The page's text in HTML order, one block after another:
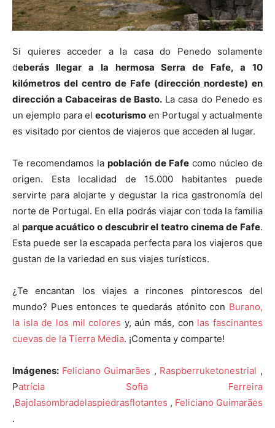
Si quieres acceder a la casa do Penedo solamente
deberás llegar a la hermosa Serra de Fafe, a 10
kilómetros del centro de Fafe (dirección nordeste) en
dirección a Cabaceiras de Basto.La casa do Penedo es
un ejemplo para el ecoturismo en Portugal y actualmente
es visitado por cientos de viajeros que acceden al lugar.
Te recomendamos lapoblación de Fafecomo núcleo de
origen. Esta localidad de 15.000 habitantes puede
servirte para alojarte y degustar la rica gastronomía del
norte de Portugal. En ella podrás viajar con toda la familia
al parque acuático o descubrir el teatro cinema de Fafe.
Esta puede ser la escapada perfecta para los viajeros que
gustan de la variedad en sus viajes turísticos.
¿Te encantan los viajes a rincones pintorescos del
mundo? Pues entonces te quedarás atónito con Burano,
la isla de los mil colores y, aún más, con las fascinantes
cuevas de la Tierra Media. ¡Comenta y comparte!
Imágenes: Feliciano Guimarães , Raspberruketonestrial ,
Patrícia Sofia Ferreira
,Bajolasombradelaspiedrasflotantes , Feliciano Guimarães
.